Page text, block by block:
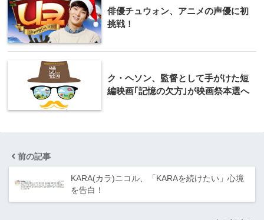
俳優チュウォン、アニメの声優に初
挑戦！
ク・ヘソン、監督として手がけた短
編映画｢記憶の欠方｣が映画祭本選へ
前の記事
KARA(カラ)ニコル、「KARAを続けたい」心境
を告白！